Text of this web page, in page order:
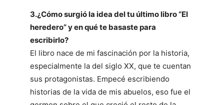
3.¿Cómo surgió la idea del tu último libro “El
heredero” y en qué te basaste para
escribirlo?
El libro nace de mi fascinación por la historia,
especialmente la del siglo XX, que te cuentan
sus protagonistas. Empecé escribiendo
historias de la vida de mis abuelos, eso fue el